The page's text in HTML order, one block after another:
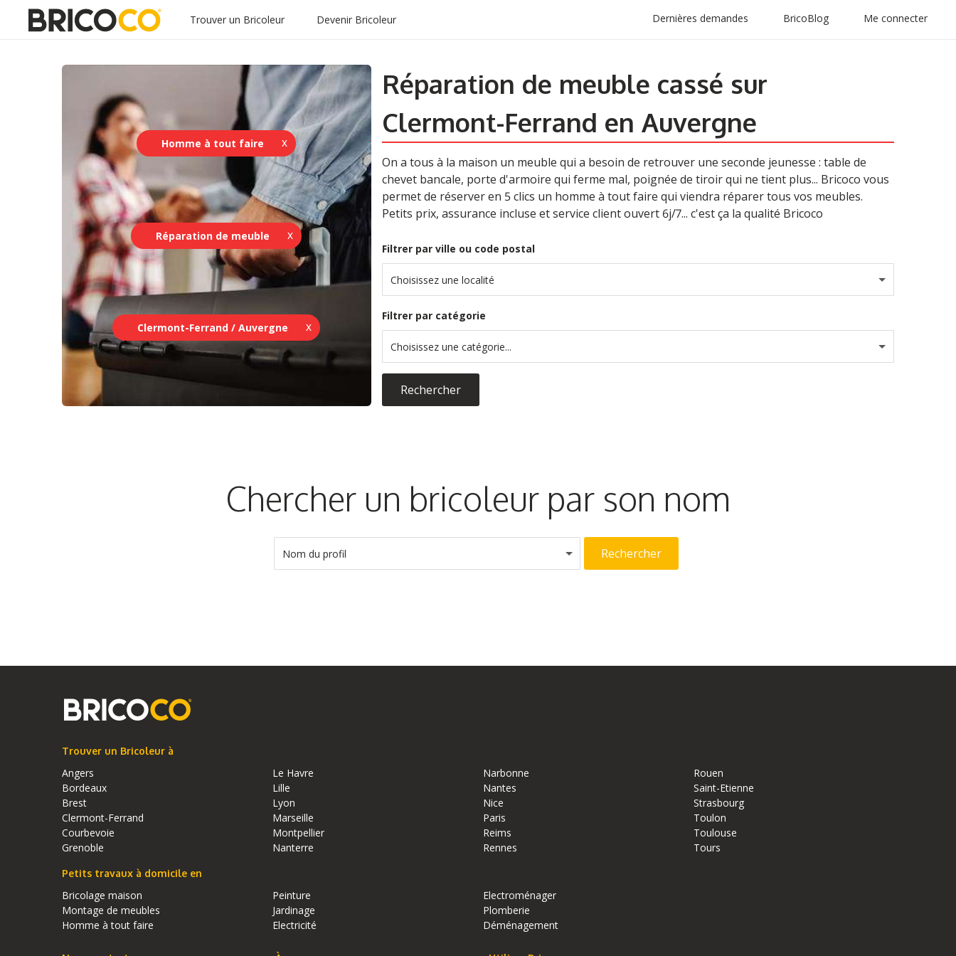
Trouver un Bricoleur Devenir Bricoleur Dernières demandes BricoBlog Me connecter
Homme à tout faire
Réparation de meuble
Clermont-Ferrand / Auvergne
Réparation de meuble cassé sur
Clermont-Ferrand en Auvergne
On a tous à la maison un meuble qui a besoin de retrouver une seconde jeunesse : table de
chevet bancale, porte d'armoire qui ferme mal, poignée de tiroir qui ne tient plus... Bricoco vous
permet de réserver en 5 clics un homme à tout faire qui viendra réparer tous vos meubles.
Petits prix, assurance incluse et service client ouvert 6j/7... c'est ça la qualité Bricoco
Filtrer par ville ou code postal
Choisissez une localité
Filtrer par catégorie
Choisissez une catégorie...
Rechercher
Chercher un bricoleur par son nom
Nom du profil Rechercher
Trouver un Bricoleur à
Angers
Bordeaux
Brest
Clermont-Ferrand
Courbevoie
Grenoble
Le Havre
Lille
Lyon
Marseille
Montpellier
Nanterre
Narbonne
Nantes
Nice
Paris
Reims
Rennes
Rouen
Saint-Etienne
Strasbourg
Toulon
Toulouse
Tours
Petits travaux à domicile en
Bricolage maison
Montage de meubles
Homme à tout faire
Peinture
Jardinage
Electricité
Electroménager
Plomberie
Déménagement